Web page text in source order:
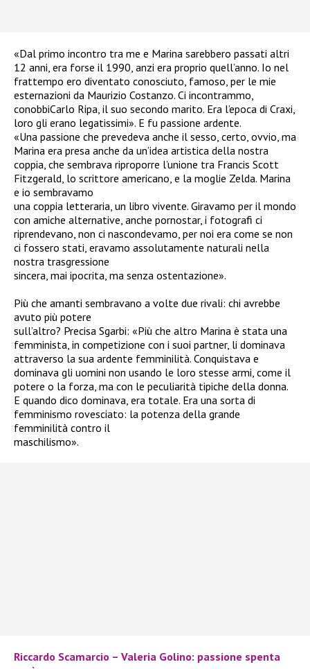
«Dal primo incontro tra me e Marina sarebbero passati altri
12 anni, era forse il 1990, anzi era proprio quell’anno. Io nel
frattempo ero diventato conosciuto, famoso, per le mie
esternazioni da Maurizio Costanzo. Ci incontrammo,
conobbiCarlo Ripa, il suo secondo marito. Era l’epoca di Craxi,
loro gli erano legatissimi». E fu passione ardente.
«Una passione che prevedeva anche il sesso, certo, ovvio, ma
Marina era presa anche da un’idea artistica della nostra
coppia, che sembrava riproporre l’unione tra Francis Scott
Fitzgerald, lo scrittore americano, e la moglie Zelda. Marina
e io sembravamo
una coppia letteraria, un libro vivente. Giravamo per il mondo
con amiche alternative, anche pornostar, i fotografi ci
riprendevano, non ci nascondevamo, per noi era come se non
ci fossero stati, eravamo assolutamente naturali nella
nostra trasgressione
sincera, mai ipocrita, ma senza ostentazione».
Più che amanti sembravano a volte due rivali: chi avrebbe
avuto più potere
sull’altro? Precisa Sgarbi: «Più che altro Marina è stata una
femminista, in competizione con i suoi partner, li dominava
attraverso la sua ardente femminilità. Conquistava e
dominava gli uomini non usando le loro stesse armi, come il
potere o la forza, ma con le peculiarità tipiche della donna.
E quando dico dominava, era totale. Era una sorta di
femminismo rovesciato: la potenza della grande
femminilità contro il
maschilismo».
Riccardo Scamarcio – Valeria Golino: passione spenta